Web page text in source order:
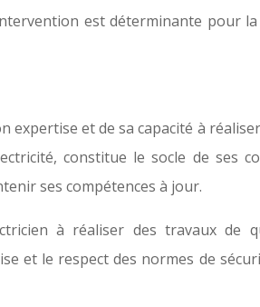
est déterminante pour
et de sa capacité à
constitue le socle de ses
ses compétences à jour.
à réaliser des travaux de
et le respect des normes de